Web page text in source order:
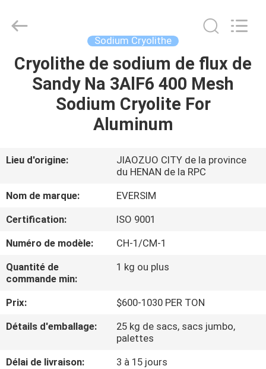
MAISON
À
PROPOS
DE
NOUS
DE
L'USINE
Imp.&Exp.Co.,Ltd.
Sodium Cryolithe
Cryolithe de sodium de flux de
Sandy Na 3AlF6 400 Mesh
Sodium Cryolite For
Aluminum
Lieu d'origine:
JIAOZUO CITY de la province
du HENAN de la RPC
Nom de marque:
EVERSIM
Certification:
ISO 9001
Numéro de modèle:
CH-1/CM-1
Quantité de
commande min:
1 kg ou plus
Prix:
$600-1030 PER TON
Détails d'emballage:
25 kg de sacs, sacs jumbo,
palettes
Délai de livraison:
3 à 15 jours